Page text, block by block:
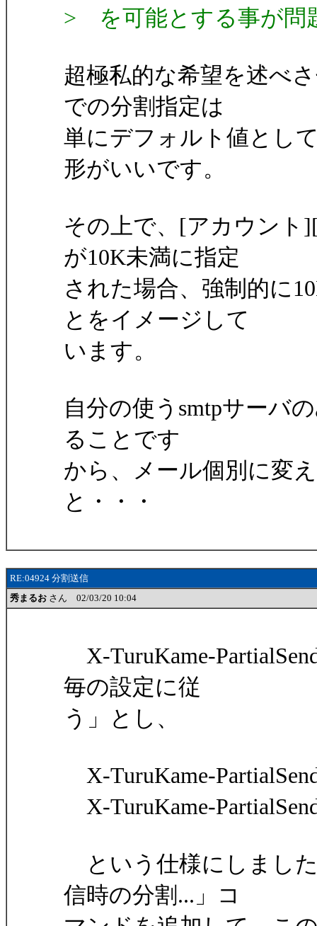
> を可能とする事が問
超極私的な希望を述べ
での分割指定は
単にデフォルト値とし
形がいいです。
その上で、[アカウント
が10K未満に指定
された場合、強制的に
とをイメージして
います。
自分の使うsmtpサーバ
ることです
から、メール個別に変
と・・・
RE:04924 分割送信
秀まるお さん 02/03/20 10:04
X-TuruKame-
毎の設定に従
う」とし、
X-TuruKame-
X-TuruKame-
という仕様にしまし
信時の分割...」コ